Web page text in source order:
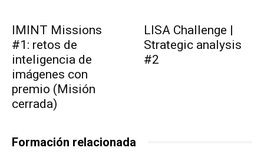
IMINT Missions
#1: retos de
inteligencia de
imágenes con
premio (Misión
cerrada)
LISA Challenge |
Strategic analysis
#2
Formación relacionada